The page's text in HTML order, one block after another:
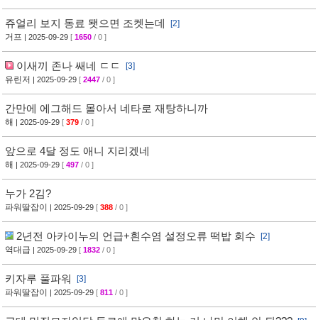
쥬얼리 보지 동료 됏으면 조켓는데
[2]
거프 | 2025-09-29 [ 1650 / 0 ]
이새끼 존나 쌔네 ㄷㄷ
[3]
유린저 | 2025-09-29 [ 2447 / 0 ]
간만에 에그해드 몰아서 네타로 재탕하니까
해 | 2025-09-29 [ 379 / 0 ]
앞으로 4달 정도 애니 지리겠네
해 | 2025-09-29 [ 497 / 0 ]
누가 2김?
파워딸잡이 | 2025-09-29 [ 388 / 0 ]
2년전 아카이누의 언급+흰수염 설정오류 떡밥 회수
[2]
역대급 | 2025-09-29 [ 1832 / 0 ]
키자루 풀파워
[3]
파워딸잡이
| 2025-09-29 [ 811 / 0 ]